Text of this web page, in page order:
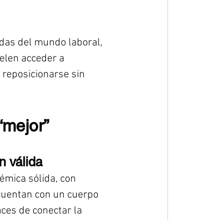
del mundo laboral,
acceder a
sin
válida
sólida, con
con un cuerpo
de conectar la